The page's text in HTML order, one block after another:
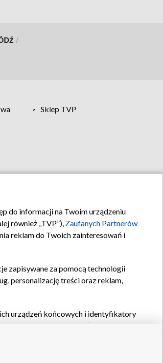
/
Sklep TVP
do informacji na Twoim urządzeniu
również „TVP”), Zaufanych Partnerów
reklam do Twoich zainteresowań i
zapisywane za pomocą technologii
personalizację treści oraz reklam,
urządzeń końcowych i identyfikatory
oraz pozostałych
wyboru spersonalizowanych
reklam, pomiaru wydajności
zapobiegania oszustwom i usuwania